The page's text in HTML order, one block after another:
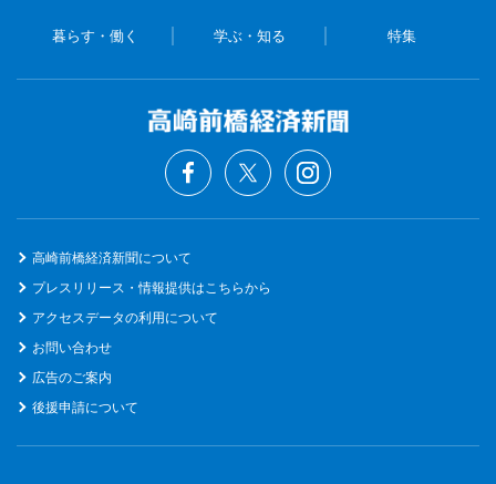
暮らす・働く 学ぶ・知る 特集
高崎前橋経済新聞について
プレスリリース・情報提供はこちらから
アクセスデータの利用について
お問い合わせ
広告のご案内
後援申請について